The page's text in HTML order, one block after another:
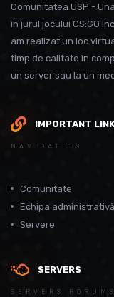
Comunitatea USP -
în jurul jocului CS:GO
am realizat un loc
timp de calitate în
un server sau la un
IMPORTANT
NAVIGATION
Comunitate
Echipa administrativă
Servere
SERVERS
SERVERS FORUMS